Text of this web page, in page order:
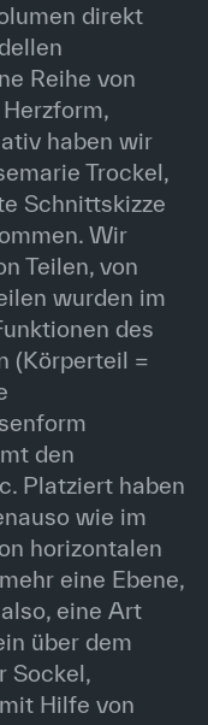
direkt
Reihe von
haben wir
Trockel,
Schnittskizze
Wir
Teilen, von
wurden im
des
(Körperteil =
den
Platziert haben
wie im
horizontalen
eine Ebene,
eine Art
über dem
Sockel,
Hilfe von